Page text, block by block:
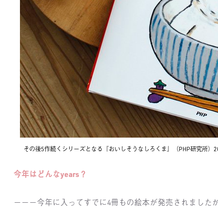
その後5作続くシリーズとなる『おいしそうなしろくま』（PHP研究所）
今年はどんなyears？
－－－今年に入ってすでに4冊もの絵本が発売されました